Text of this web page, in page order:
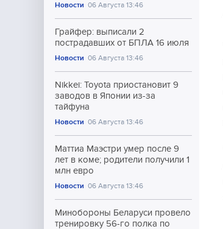
Новости 06 Августа 13:46
Грайфер: выписали 2
пострадавших от БПЛА 16 июля
Новости 06 Августа 13:46
Nikkei: Toyota приостановит 9
заводов в Японии из-за
тайфуна
Новости 06 Августа 13:46
Маттиа Маэстри умер после 9
лет в коме; родители получили 1
млн евро
Новости 06 Августа 13:46
Минобороны Беларуси провело
тренировку 56-го полка по